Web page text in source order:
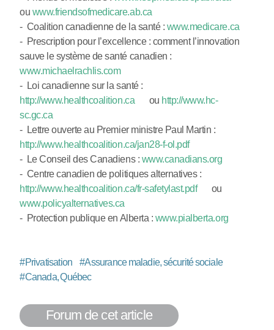
ou www.friendsofmedicare.ab.ca
- Coalition canadienne de la santé : www.medicare.ca
- Prescription pour l’excellence : comment l’innovation
sauve le système de santé canadien :
www.michaelrachlis.com
- Loi canadienne sur la santé :
http://www.healthcoalition.ca
ou http://www.hc-
sc.gc.ca
- Lettre ouverte au Premier ministre Paul Martin :
http://www.healthcoalition.ca/jan28-f-ol.pdf
- Le Conseil des Canadiens : www.canadians.org
- Centre canadien de politiques alternatives :
http://www.healthcoalition.ca/fr-safetylast.pdf
ou
www.policyalternatives.ca
- Protection publique en Alberta : www.pialberta.org
#Privatisation #Assurance maladie, sécurité sociale
#Canada, Québec
Forum de cet article